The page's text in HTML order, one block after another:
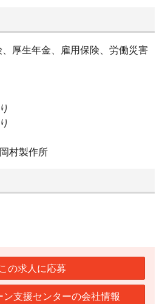
厚生年金、雇用保険、労働災害
村製作所
この求人に応募
ン支援センターの会社情報